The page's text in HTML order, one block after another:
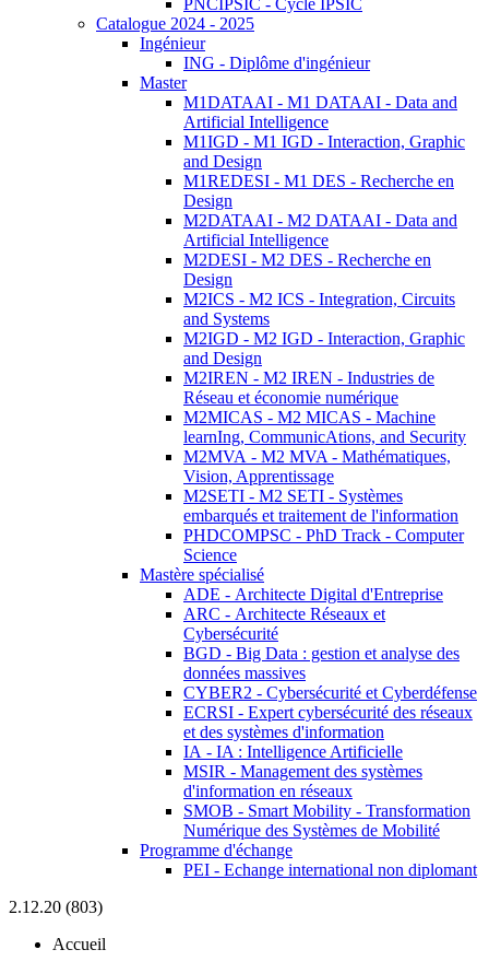
PNCIPSIC - Cycle IPSIC
Catalogue 2024 - 2025
Ingénieur
ING - Diplôme d'ingénieur
Master
M1DATAAI - M1 DATAAI - Data and
Artificial Intelligence
M1IGD - M1 IGD - Interaction, Graphic
and Design
M1REDESI - M1 DES - Recherche en
Design
M2DATAAI - M2 DATAAI - Data and
Artificial Intelligence
M2DESI - M2 DES - Recherche en
Design
M2ICS - M2 ICS - Integration, Circuits
and Systems
M2IGD - M2 IGD - Interaction, Graphic
and Design
M2IREN - M2 IREN - Industries de
Réseau et économie numérique
M2MICAS - M2 MICAS - Machine
learnIng, CommunicAtions, and Security
M2MVA - M2 MVA - Mathématiques,
Vision, Apprentissage
M2SETI - M2 SETI - Systèmes
embarqués et traitement de l'information
PHDCOMPSC - PhD Track - Computer
Science
Mastère spécialisé
ADE - Architecte Digital d'Entreprise
ARC - Architecte Réseaux et
Cybersécurité
BGD - Big Data : gestion et analyse des
données massives
CYBER2 - Cybersécurité et Cyberdéfense
ECRSI - Expert cybersécurité des réseaux
et des systèmes d'information
IA - IA : Intelligence Artificielle
MSIR - Management des systèmes
d'information en réseaux
SMOB - Smart Mobility - Transformation
Numérique des Systèmes de Mobilité
Programme d'échange
PEI - Echange international non diplomant
2.12.20 (803)
Accueil